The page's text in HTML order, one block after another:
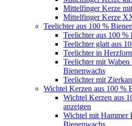
Mittelfinger Kerze
Mittelfinger Kerze
Teelichter aus 100 %
Teelichter aus 100 %
Teelichter glatt aus
Teelichter in
Teelichter mit
Bienenwachs
Teelichter mit
Wichtel Kerzen aus 100 %
Wichtel Kerzen aus
anzeigen
Wichtel mit Hammer
Bienenwachs